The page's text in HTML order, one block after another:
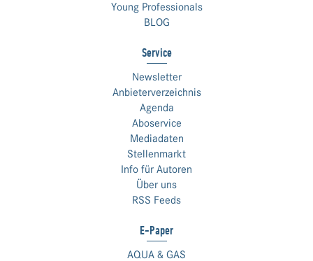
Young Professionals
BLOG
Service
Newsletter
Anbieterverzeichnis
Agenda
Aboservice
Mediadaten
Stellenmarkt
Info für Autoren
Über uns
RSS Feeds
E-Paper
AQUA & GAS